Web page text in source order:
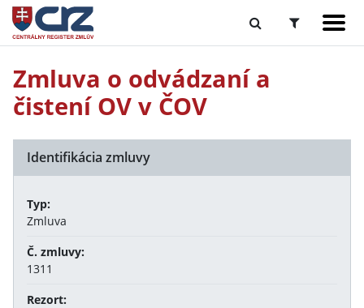
Zmluva o odvádzaní a
čistení OV v ČOV
Identifikácia zmluvy
Typ:
Zmluva
Č. zmluvy:
1311
Rezort: